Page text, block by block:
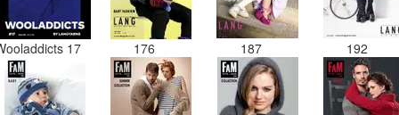
17 176 187 192